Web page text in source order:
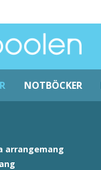
NOTBÖCKER
arrangemang